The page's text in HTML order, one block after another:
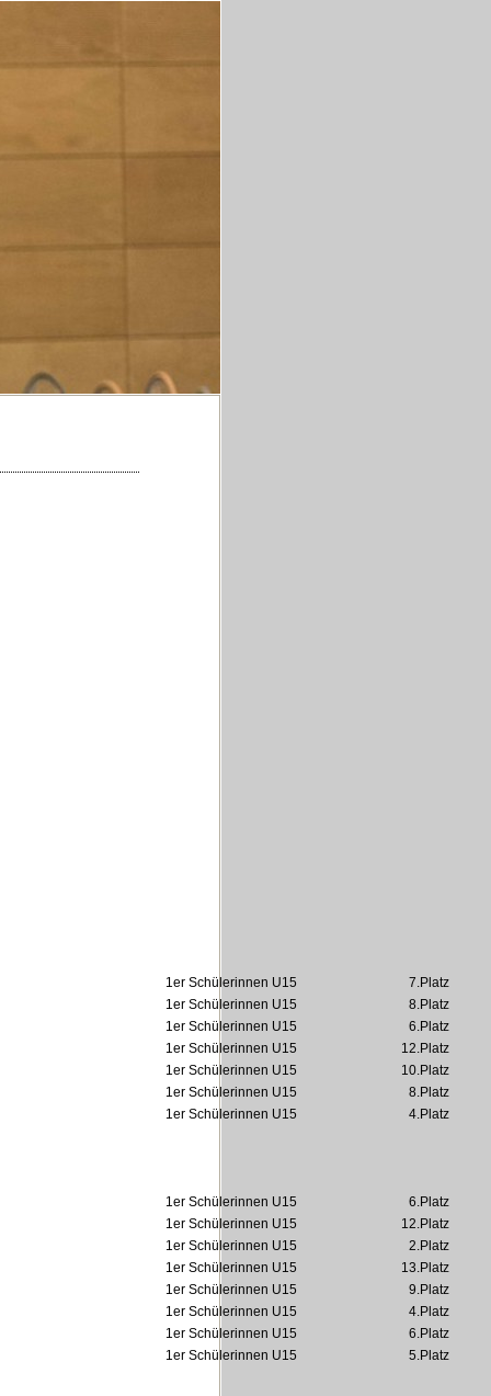
1er Schülerinnen U15
7.Platz
1er Schülerinnen U15
8.Platz
1er Schülerinnen U15
6.Platz
1er Schülerinnen U15
12.Platz
1er Schülerinnen U15
10.Platz
1er Schülerinnen U15
8.Platz
1er Schülerinnen U15
4.Platz
1er Schülerinnen U15
6.Platz
1er Schülerinnen U15
12.Platz
1er Schülerinnen U15
2.Platz
1er Schülerinnen U15
13.Platz
1er Schülerinnen U15
9.Platz
1er Schülerinnen U15
4.Platz
1er Schülerinnen U15
6.Platz
1er Schülerinnen U15
5.Platz